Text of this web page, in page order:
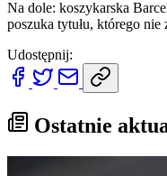
Na dole: koszykarska
poszuka tytułu, którego nie
Udostępnij:
Ostatnie